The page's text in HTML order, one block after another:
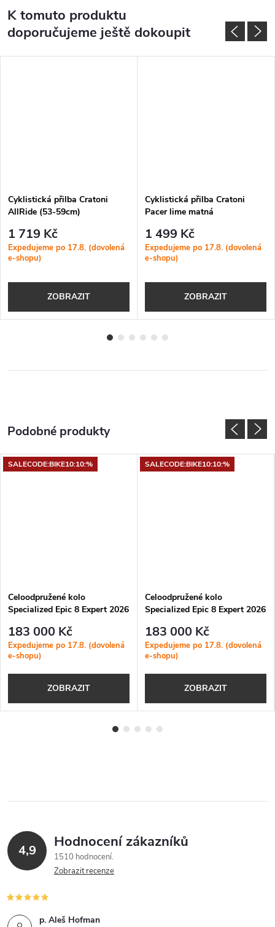
K tomuto produktu
doporučujeme ještě dokoupit
Cyklistická přilba Cratoni
AllRide (53-59cm)
1 719 Kč
Expedujeme po 17.8. (dovolená
e-shopu)
ZOBRAZIT
Cyklistická přilba Cratoni
Pacer lime matná
1 499 Kč
Expedujeme po 17.8. (dovolená
e-shopu)
ZOBRAZIT
SALECODE:BIKE10:10:%
Celoodpružené kolo
Specialized Epic 8 Expert 2026
White
183 000 Kč
Expedujeme po 17.8. (dovolená
e-shopu)
ZOBRAZIT
SALECODE:BIKE10:10:%
Celoodpružené kolo
Specialized Epic 8 Expert 2026
Obsidian
183 000 Kč
Expedujeme po 17.8. (dovolená
e-shopu)
ZOBRAZIT
4,9 Hodnocení zákazníků
1510 hodnocení
Zobrazit recenze
p. Aleš Hofman